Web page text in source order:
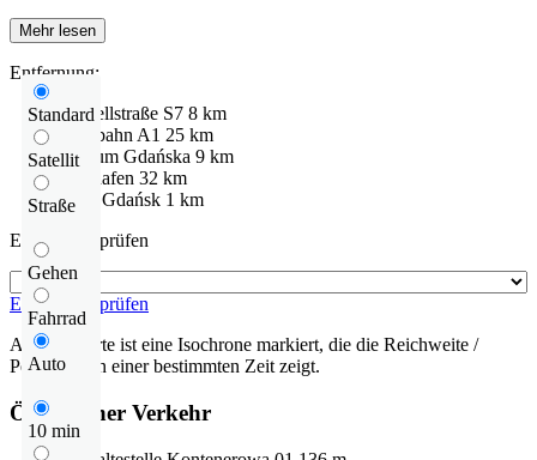
Mehr lesen
Standard
Satellit
Straße
Gehen
Fahrrad
Auto
10 min
Entfernung:
Schnellstraße S7 8 km
Autobahn A1 25 km
centrum Gdańska 9 km
Flughafen 32 km
DTC Gdańsk 1 km
Entfernung prüfen
Entfernung prüfen
Auf der Karte ist eine Isochrone markiert, die die Reichweite /
Pendelzeit in einer bestimmten Zeit zeigt.
Öffentlicher Verkehr